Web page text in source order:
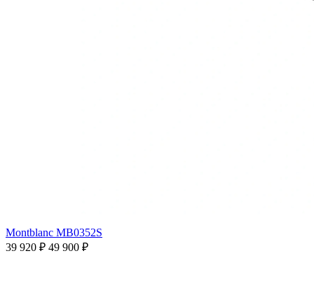
Montblanc MB0352S
39 920 ₽ 49 900 ₽